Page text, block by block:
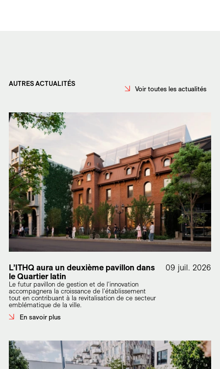
AUTRES ACTUALITÉS
Voir toutes les actualités
L’ITHQ aura un deuxième pavillon dans
le Quartier latin
Le futur pavillon de gestion et de l'innovation
accompagnera la croissance de l'établissement
tout en contribuant à la revitalisation de ce secteur
emblématique de la ville.
En savoir plus
09 juil. 2026